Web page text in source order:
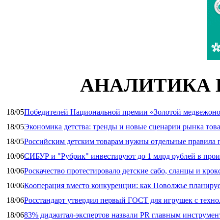
АНАЛИТИКА
18/05Победителей Национальной премии «Золотой
18/05Экономика детства: тренды и новые сценарии рынка
18/05Российским детским товарам нужны отдельные правила
10/06СИБУР и "Рубрик" инвестируют до 1 млрд рублей в
10/06Роскачество протестировало детские сабо, сланцы и
10/06Кооперация вместо конкуренции: как Поволжье
18/06Росстандарт утвердил первый ГОСТ для игрушек с
18/0683% диджитал‑экспертов назвали PR главным